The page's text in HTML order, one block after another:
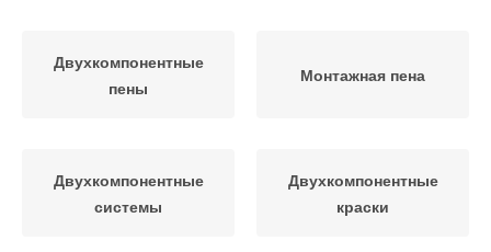
Двухкомпонентные
пены
Монтажная пена
Двухкомпонентные
системы
Двухкомпонентные
краски